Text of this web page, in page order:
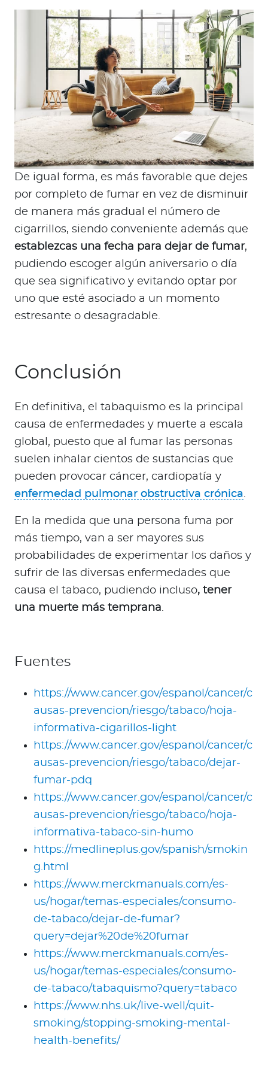
De igual forma, es más favorable que dejes
por completo de fumar en vez de disminuir
de manera más gradual el número de
cigarrillos, siendo conveniente además que
establezcas una fecha para dejar de fumar,
pudiendo escoger algún aniversario o día
que sea significativo y evitando optar por
uno que esté asociado a un momento
estresante o desagradable.
Conclusión
En definitiva, el tabaquismo es la principal
causa de enfermedades y muerte a escala
global, puesto que al fumar las personas
suelen inhalar cientos de sustancias que
pueden provocar cáncer, cardiopatía y
enfermedad pulmonar obstructiva crónica.
En la medida que una persona fuma por
más tiempo, van a ser mayores sus
probabilidades de experimentar los daños y
sufrir de las diversas enfermedades que
causa el tabaco, pudiendo incluso, tener
una muerte más temprana.
Fuentes
https://www.cancer.gov/espanol/cancer/c
ausas-prevencion/riesgo/tabaco/hoja-
informativa-cigarillos-light
https://www.cancer.gov/espanol/cancer/c
ausas-prevencion/riesgo/tabaco/dejar-
fumar-pdq
https://www.cancer.gov/espanol/cancer/c
ausas-prevencion/riesgo/tabaco/hoja-
informativa-tabaco-sin-humo
https://medlineplus.gov/spanish/smokin
g.html
https://www.merckmanuals.com/es-
us/hogar/temas-especiales/consumo-
de-tabaco/dejar-de-fumar?
query=dejar%20de%20fumar
https://www.merckmanuals.com/es-
us/hogar/temas-especiales/consumo-
de-tabaco/tabaquismo?query=tabaco
https://www.nhs.uk/live-well/quit-
smoking/stopping-smoking-mental-
health-benefits/